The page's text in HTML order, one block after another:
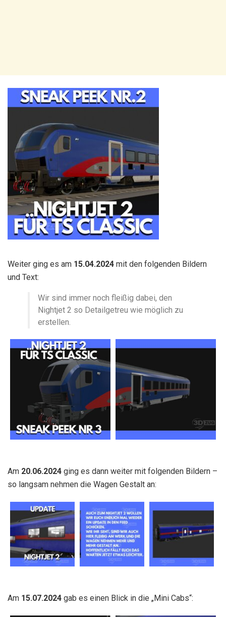
Weiter ging es am 15.04.2024 mit den folgenden Bildern
und Text:
Wir sind immer noch fleißig dabei, den
Nightjet 2 so Detailgetreu wie möglich zu
erstellen.
Am 20.06.2024 ging es dann weiter mit folgenden Bildern –
so langsam nehmen die Wagen Gestalt an:
Am 15.07.2024 gab es einen Blick in die „Mini Cabs“: